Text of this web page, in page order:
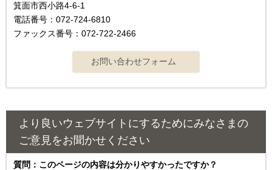
箕面市西小路4‐6‐1
電話番号：072-724-6810
ファックス番号：072-722-2466
より良いウェブサイトにするためにみなさまの
ご意見をお聞かせください
質問：このページの内容は分かりやすかったですか？